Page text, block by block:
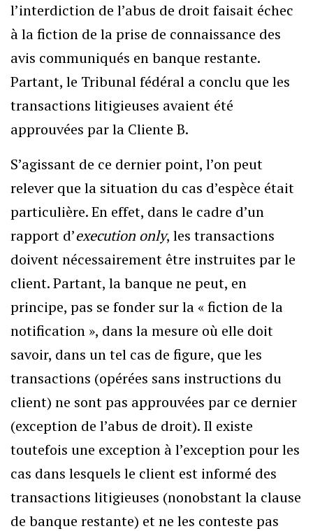
l’interdiction de l’abus de droit faisait échec
à la fiction de la prise de connaissance des
avis communiqués en banque restante.
Partant, le Tribunal fédéral a conclu que les
transactions litigieuses avaient été
approuvées par la Cliente B.
S’agissant de ce dernier point, l’on peut
relever que la situation du cas d’espèce était
particulière. En effet, dans le cadre d’un
rapport d’execution only, les transactions
doivent nécessairement être instruites par le
client. Partant, la banque ne peut, en
principe, pas se fonder sur la « fiction de la
notification », dans la mesure où elle doit
savoir, dans un tel cas de figure, que les
transactions (opérées sans instructions du
client) ne sont pas approuvées par ce dernier
(exception de l’abus de droit). Il existe
toutefois une exception à l’exception pour les
cas dans lesquels le client est informé des
transactions litigieuses (nonobstant la clause
de banque restante) et ne les conteste pas